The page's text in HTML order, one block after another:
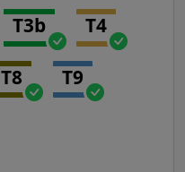
T3b T4
T8 T9